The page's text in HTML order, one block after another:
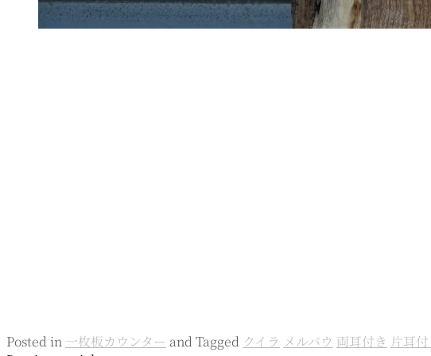
Posted in 一枚板カウンター andTagged クイラ メルバウ 両耳付き 片耳付